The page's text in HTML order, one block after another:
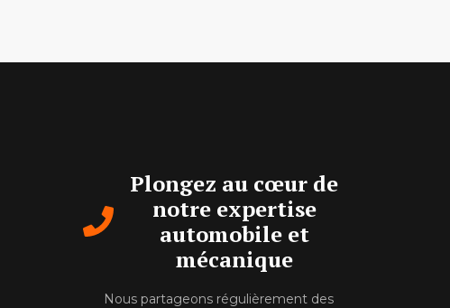
Plongez au cœur de
notre expertise
automobile et
mécanique
Nous partageons régulièrement des